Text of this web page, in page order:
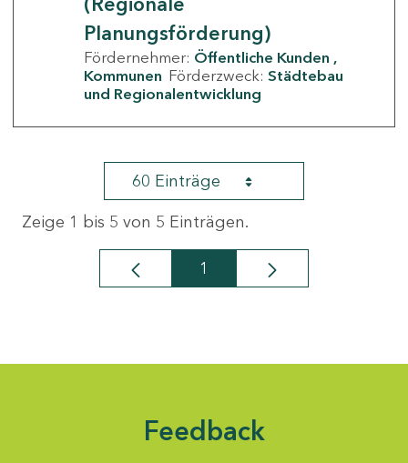
Planungsförderung)
Fördernehmer: Öffentliche Kunden
Kommunen Förderzweck: Städtebau
und Regionalentwicklung
60 Einträge
Zeige 1 bis 5 von 5 Einträgen.
Seite
1
Feedback